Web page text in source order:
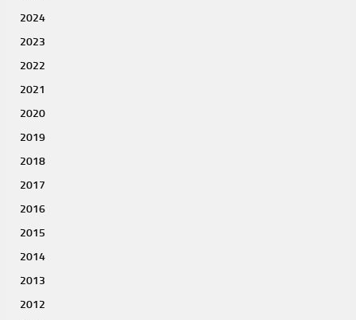
2024
2023
2022
2021
2020
2019
2018
2017
2016
2015
2014
2013
2012